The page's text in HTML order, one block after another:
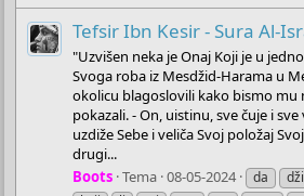
Tefsir Ibn Kesir - Sura Al-
"Uzvišen neka je Onaj Koji je u
Svoga roba iz Mesdžid-Harama u
okolicu blagoslovili kako bismo mu
pokazali. - On, uistinu, sve čuje i
uzdiže Sebe i veliča Svoj položaj
drugi...
Boots Tema 08-05-2024 da